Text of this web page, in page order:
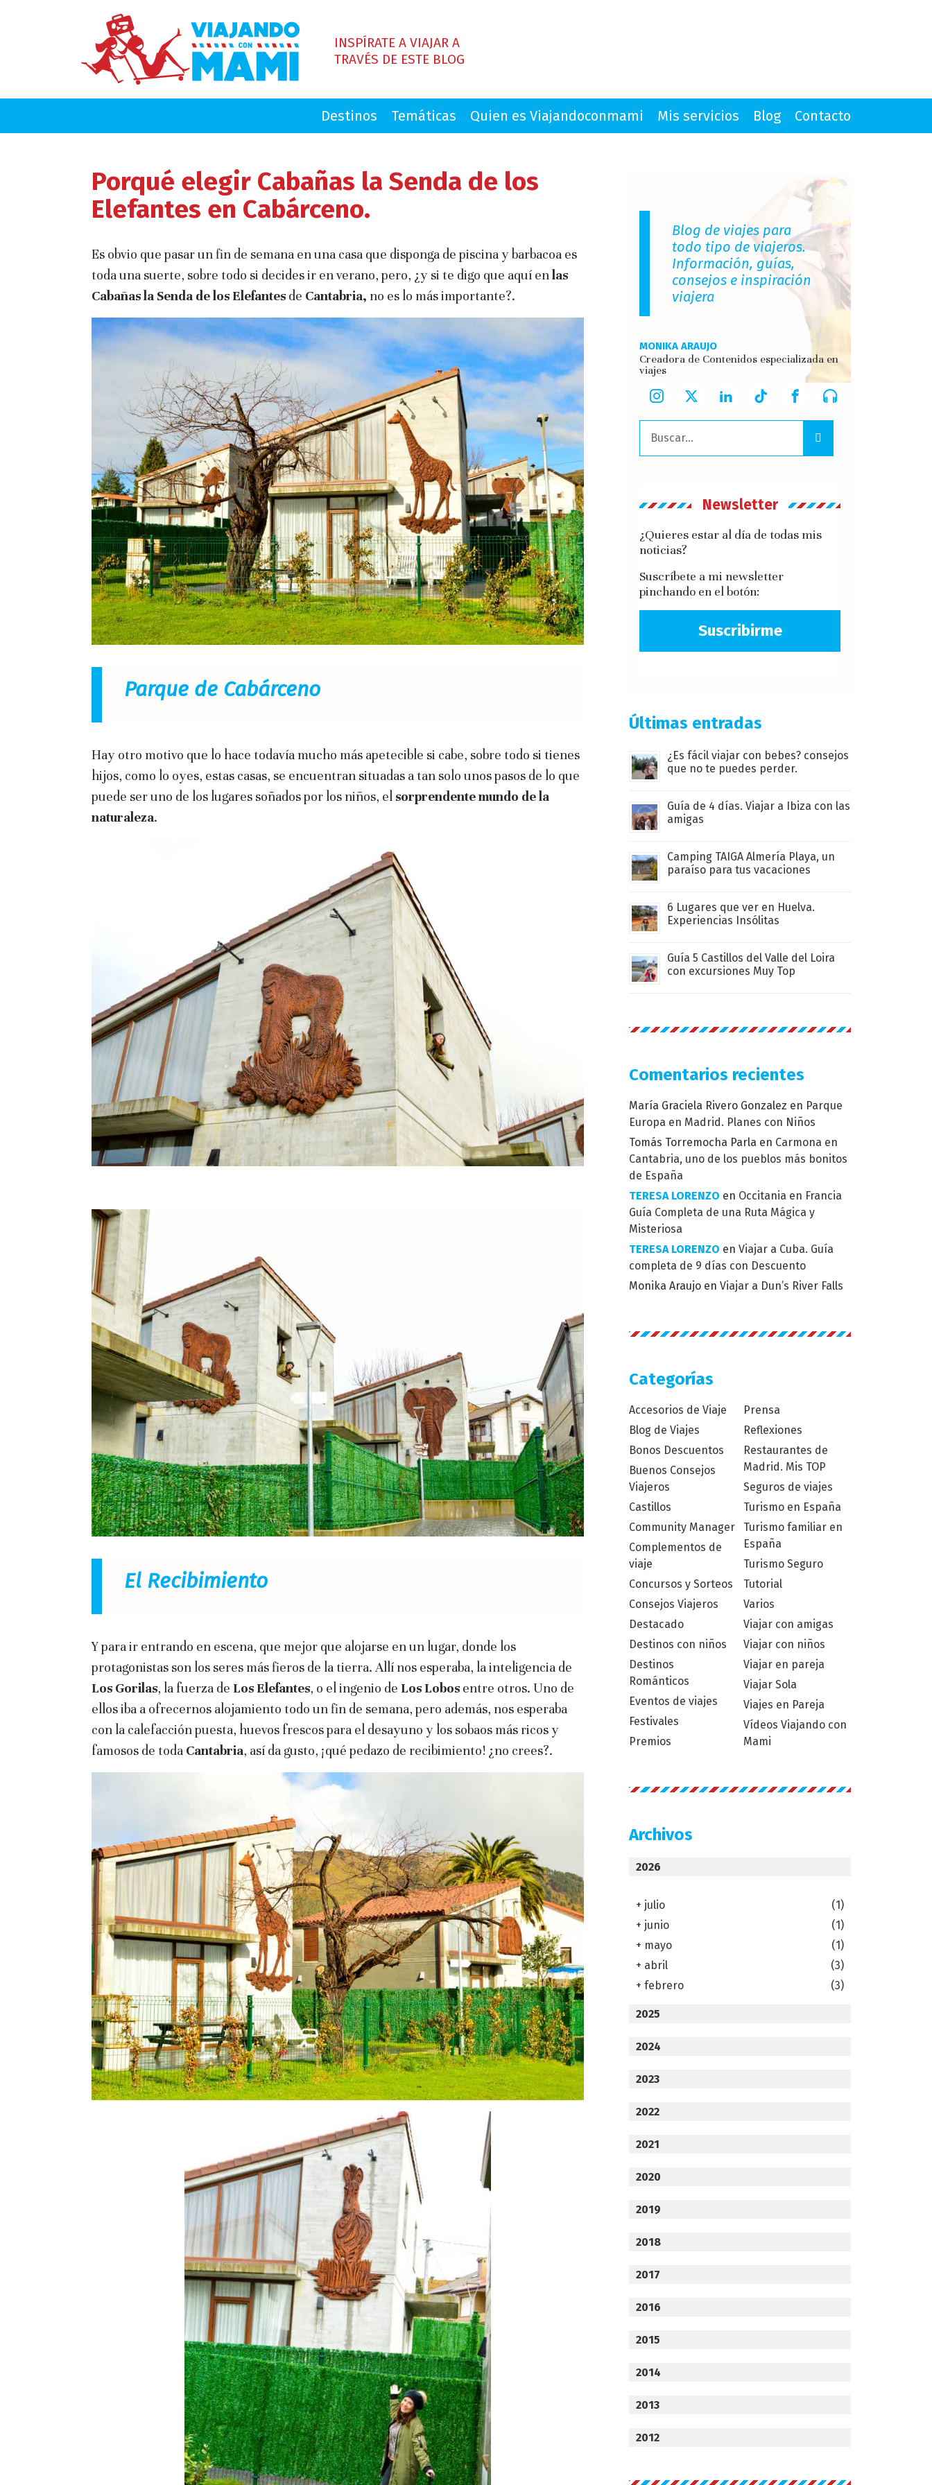
INSPÍRATE A VIAJAR A
TRAVÉS DE ESTE BLOG
Destinos Temáticas Quien es Viajandoconmami Mis servicios Blog Contacto
Porqué elegir Cabañas la Senda de los
Elefantes en Cabárceno.
Es obvio que pasar un fin de semana en una casa que disponga de piscina y barbacoa es
toda una suerte, sobre todo si decides ir en verano, pero, ¿y si te digo que aquí enlas
Cabañas la Senda de los Elefantes de Cantabria, no es lo más importante?.
Parque de Cabárceno
Hay otro motivo que lo hace todavía mucho más apetecible si cabe, sobre todo si tienes
hijos, como lo oyes, estas casas, se encuentran situadas a tan solo unos pasos de lo que
puede ser uno de los lugares soñados por los niños, el sorprendente mundo de la
naturaleza.
El Recibimiento
Y para ir entrando en escena, que mejor que alojarse en un lugar, donde los
protagonistas son los seres más fieros de la tierra. Allí nos esperaba, la inteligencia de
Los Gorilas, la fuerza de Los Elefantes, o el ingenio de Los Lobos entre otros. Uno de
ellos iba a ofrecernos alojamiento todo un fin de semana, pero además, nos esperaba
con la calefacción puesta, huevos frescos para el desayuno y los sobaos más ricos y
famosos de toda Cantabria, así da gusto, ¡qué pedazo de recibimiento! ¿no crees?.
Blog de viajes para
todo tipo de viajeros.
Información, guías,
consejos e inspiración
viajera
MONIKA ARAUJO
Creadora de Contenidos especializada en
viajes
Buscar:
Newsletter
¿Quieres estar al día de todas mis
noticias?
Suscríbete a mi newsletter
pinchando en el botón:
Suscribirme
Últimas entradas
¿Es fácil viajar con bebes? consejos
que no te puedes perder.
Guía de 4 días. Viajar a Ibiza con las
amigas
Camping TAIGA Almería Playa, un
paraíso para tus vacaciones
6 Lugares que ver en Huelva.
Experiencias Insólitas
Guía 5 Castillos del Valle del Loira
con excursiones Muy Top
Comentarios recientes
María Graciela Rivero Gonzalez en Parque
Europa en Madrid. Planes con Niños
Tomás Torremocha Parla en Carmona en
Cantabria, uno de los pueblos más bonitos
de España
TERESA LORENZO en Occitania en Francia
Guía Completa de una Ruta Mágica y
Misteriosa
TERESA LORENZO en Viajar a Cuba. Guía
completa de 9 días con Descuento
Monika Araujo en Viajar a Dun’s River Falls
Categorías
Accesorios de Viaje
Blog de Viajes
Bonos Descuentos
Buenos Consejos
Viajeros
Castillos
Community Manager
Complementos de
viaje
Concursos y Sorteos
Consejos Viajeros
Destacado
Destinos con niños
Destinos
Románticos
Eventos de viajes
Festivales
Premios
Prensa
Reflexiones
Restaurantes de
Madrid. Mis TOP
Seguros de viajes
Turismo en España
Turismo familiar en
España
Turismo Seguro
Tutorial
Varios
Viajar con amigas
Viajar con niños
Viajar en pareja
Viajar Sola
Viajes en Pareja
Vídeos Viajando con
Mami
Archivos
2026
+ julio
(1)
+ junio
(1)
+ mayo
(1)
+ abril
(3)
+ febrero (3)
2025
2024
2023
2022
2021
2020
2019
2018
2017
2016
2015
2014
2013
2012